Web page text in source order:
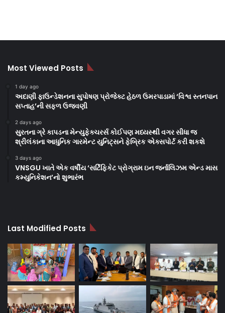
Most Viewed Posts
1 day ago
અદાણી ફાઉન્ડેશનના સુપોષણ પ્રોજેક્ટ હેઠળ ઉમરપાડામાં ‘વિશ્વ સ્તનપાન
સપ્તાહ’ની સફળ ઉજવણી
2 days ago
સુરતના ગ્રે કાપડના મેન્યુફેક્ચરર્સ કોઈપણ મધ્યસ્થી વગર સીધા જ
શ્રીલંકાના આધુનિક ગારમેન્ટ યુનિટ્સને ફેબ્રિક એક્સપોર્ટ કરી શકશે
3 days ago
VNSGU ખાતે એક વર્ષીય ‘સર્ટિફિકેટ પ્રોગ્રામ ઇન જર્નાલિઝમ એન્ડ માસ
કમ્યુનિકેશન’નો શુભારંભ
Last Modified Posts